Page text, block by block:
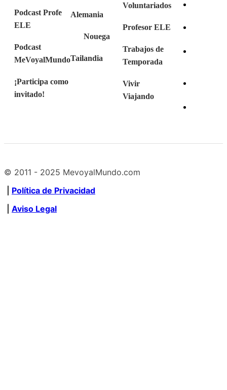
Podcast Profe
ELE
Podcast
MeVoyalMundo
¡Participa como
invitado!
Alemania
Nouega
Tailandia
Voluntariados
Profesor ELE
Trabajos de
Temporada
Vivir
Viajando
© 2011 - 2025 MevoyalMundo.com
Política de Privacidad
Aviso Legal